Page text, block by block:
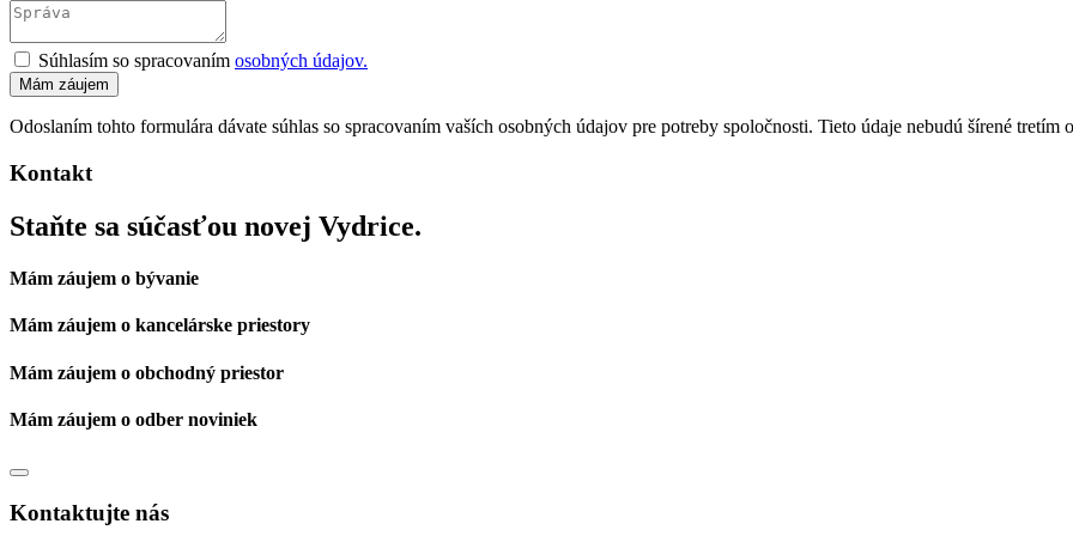
Súhlasím so spracovaním osobných údajov.
Odoslaním tohto formulára dávate súhlas so spracovaním vaších osobných údajov pre potreby spoločnosti. Tieto údaje nebudú šírené tretím
Kontakt
Staňte sa súčasťou novej Vydrice.
Mám záujem o bývanie
Mám záujem o kancelárske priestory
Mám záujem o obchodný priestor
Mám záujem o odber noviniek
Kontaktujte nás